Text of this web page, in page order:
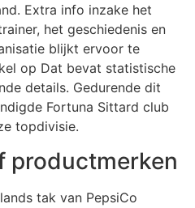
Extra info inzake het
het geschiedenis en
blijkt ervoor te
op Dat bevat statistische
details. Gedurende dit
Fortuna Sittard club
topdivisie.
productmerken
tak van PepsiCo